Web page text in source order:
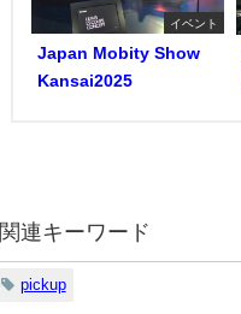
イベント
Japan Mobity Show
Kansai2025
関連キーワード
pickup